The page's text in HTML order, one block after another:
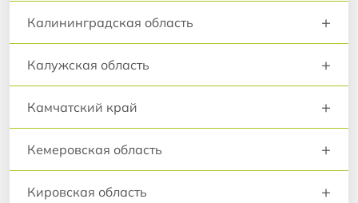
Калининградская область +
Калужская область +
Камчатский край +
Кемеровская область +
Кировская область +